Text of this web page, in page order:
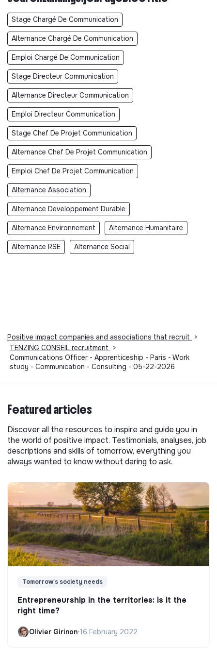
Stage Chargé De Communication
Alternance Chargé De Communication
Emploi Chargé De Communication
Stage Directeur Communication
Alternance Directeur Communication
Emploi Directeur Communication
Stage Chef De Projet Communication
Alternance Chef De Projet Communication
Emploi Chef De Projet Communication
Alternance Association
Alternance Developpement Durable
Alternance Environnement Alternance Humanitaire
Alternance RSE Alternance Social
Positive impact companies and associations that recruit
>
TENZING CONSEIL recruitment
>
Communications Officer - Apprenticeship - Paris - Work
study - Communication - Consulting - 05-22-2026
Featured articles
Discover all the resources to inspire and guide you in
the world of positive impact. Testimonials, analyses, job
descriptions and skills of tomorrow, everything you
always wanted to know without daring to ask.
Tomorrow's society needs
Entrepreneurship in the territories: is it the
right time?
Olivier Girinon•16 February 2022